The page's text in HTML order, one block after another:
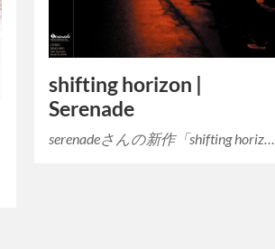
shifting horizon |
Serenade
serenadeさんの新作「shifting horiz…